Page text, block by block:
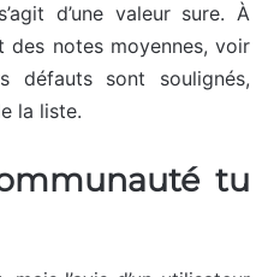
d’une valeur sure. À
des notes moyennes, voir
défauts sont soulignés,
la liste.
tu